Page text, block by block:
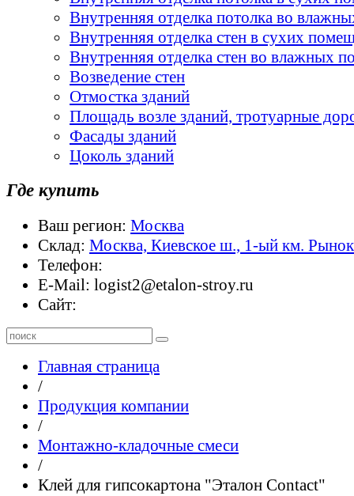
Внутренняя отделка потолка во
Внутренняя отделка стен в сухих
Внутренняя отделка стен во влажных
Возведение стен
Отмостка зданий
Площадь возле зданий, тротуарные
Фасады зданий
Цоколь зданий
Где купить
Ваш регион: Москва
Склад: Москва, Киевское ш., 1-ый км.
Телефон:
E-Mail: logist2@etalon-stroy.ru
Сайт:
Главная страница
/
Продукция компании
/
Монтажно-кладочные смеси
/
Клей для гипсокартона "Эталон Contact"